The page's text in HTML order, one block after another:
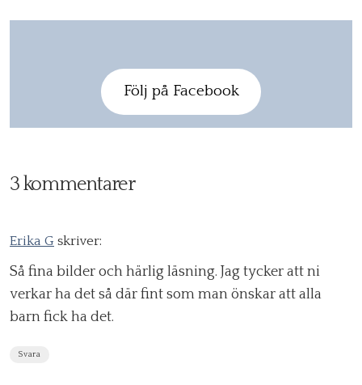
Följ på Facebook
3 kommentarer
Erika G skriver:
Så fina bilder och härlig läsning. Jag tycker att ni
verkar ha det så där fint som man önskar att alla
barn fick ha det.
Svara